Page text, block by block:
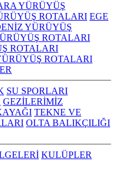
YÜRÜYÜŞ
ROTALARI EGE
YÜRÜYÜŞ
ROTALARI
ROTALARI
ROTALARI
SU SPORLARI
GEZİLERİMİZ
TEKNE VE
OLTA BALIKÇILIĞI
KULÜPLER